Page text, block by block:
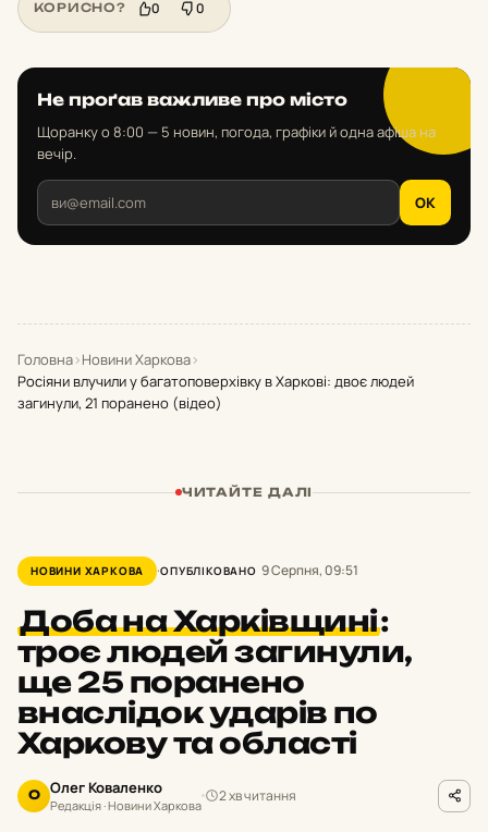
КОРИСНО? 0 0
Не проґав важливе про місто
Щоранку о 8:00 — 5 новин, погода, графіки й одна афіша на
вечір.
OK
Головна›Новини Харкова›
Росіяни влучили у багатоповерхівку в Харкові: двоє людей
загинули, 21 поранено (відео)
ЧИТАЙТЕ ДАЛІ
НОВИНИ ХАРКОВА ОПУБЛІКОВАНО 9 Серпня, 09:51
Доба на Харківщині:
троє людей загинули,
ще 25 поранено
внаслідок ударів по
Харкову та області
О Олег Коваленко
Редакція · Новини Харкова
2 хв читання